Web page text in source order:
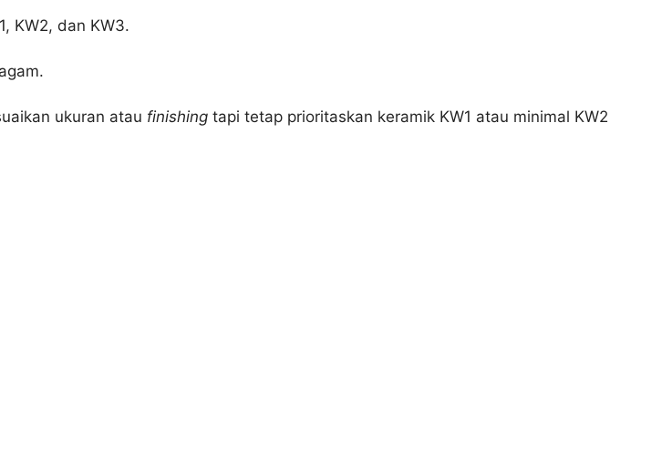
KW2, dan KW3.
ukuran atau finishing tapi tetap prioritaskan keramik KW1 atau minimal KW2